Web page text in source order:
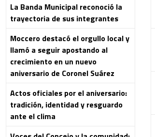
La Banda Municipal reconoció la
trayectoria de sus integrantes
Moccero destacó el orgullo local y
llamó a seguir apostando al
crecimiento en un nuevo
aniversario de Coronel Suárez
Actos oficiales por el aniversario:
tradición, identidad y resguardo
ante el clima